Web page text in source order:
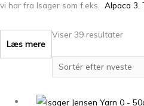
vi har fra Isager som f.eks. Alpaca 3
Læs mere
Viser 39 resultater